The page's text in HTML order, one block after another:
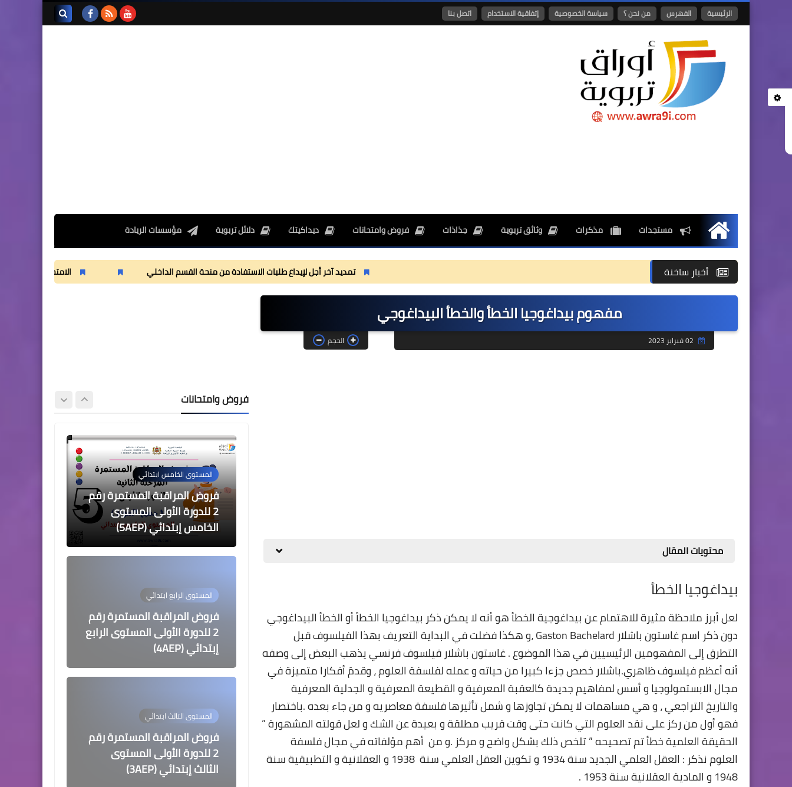
الرئيسية الفهرس من نحن ؟ سياسة الخصوصية إتفاقية الاستخدام اتصل بنا
الرئيسيةمستجدات مذكرات وثائق تربوية جذاذات فروض وامتحانات ديداكيتك دلائل تربوية مؤسسات الريادة
أخبار ساخنة تمديد آخر أجل لإيداع طلبات الاستفادة من منحة القسم الداخلي الامتحان الموحد الإقليمي لنيل شهادة
مفهوم بيداغوجيا الخطأ والخطأ البيداغوجي
الحجم
محتويات المقال
بيداغوجيا الخطأ
لعل أبرز ملاحظة مثيرة للاهتمام عن بيداغوجية الخطأ هو أنه لا يمكن ذكر بيداغوجيا الخطأ أو الخطأ البيداغوجي
دون ذكر اسم غاستون باشلار Gaston Bachelard ،و هكذا فضلت في البداية التعريف بهذا الفيلسوف قبل
التطرق إلى المفهومين الرئيسيين في هذا الموضوع . غاستون باشلار فيلسوف فرنسي يذهب البعض إلى وصفه
أنه أعظم فيلسوف ظاهري.باشلار خصص جزءا كبيرا من حياته و عمله لفلسفة العلوم ، وقدمَ أفكارا متميزة في
مجال الابستمولوجيا و أسس لمفاهيم جديدة كالعقبة المعرفية و القطيعة المعرفية و الجدلية المعرفية
والتاريخ التراجعي ، و هي مساهمات لا يمكن تجاوزها و شمل تأثيرها فلسفة معاصريه و من جاء بعده .باختصار
فهو أول من ركز على نقد العلوم التي كانت حتى وقت قريب مطلقة و بعيدة عن الشك و لعل قولته المشهورة ”
الحقيقة العلمية خطأ تم تصحيحه ” تلخص ذلك بشكل واضح و مركز .و من أهم مؤلفاته في مجال فلسفة
العلوم نذكر : العقل العلمي الجديد سنة 1934 و تكوين العقل العلمي سنة 1938 و العقلانية و التطبيقية سنة
1948 و المادية العقلانية سنة 1953 .
فروض وامتحانات
فروض المراقبة المستمرة رقم
2 للدورة الأولى المستوى
المستوى الثالث ابتدائي
فروض المراقبة المستمرة رقم
2 للدورة الأولى المستوى
الثالث إبتدائي (3AEP)
الإقليمية لنيل شهادة الدروس
الابتدائية لسنة 2024
المستوى الخامس ابتدائي
فروض المراقبة المستمرة رقم
2 للدورة الأولى المستوى
الخامس إبتدائي (5AEP)
المستوى الرابع ابتدائي
فروض المراقبة المستمرة رقم
2 للدورة الأولى المستوى الرابع
إبتدائي (4AEP)
26 ديسمبر 2024
المستوى الثالث ابتدائي
فروض المراقبة المستمرة رقم
2 للدورة الأولى المستوى
الثالث إبتدائي (3AEP)